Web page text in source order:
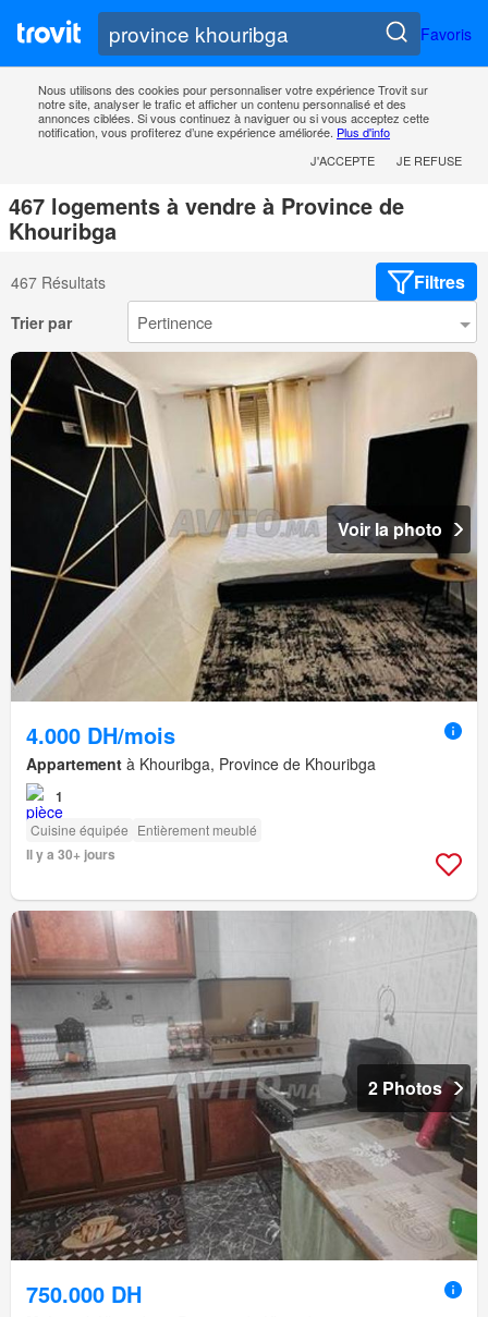
Favoris
Nous utilisons des cookies pour personnaliser votre expérience Trovit sur
notre site, analyser le trafic et afficher un contenu personnalisé et des
annonces ciblées. Si vous continuez à naviguer ou si vous acceptez cette
notification, vous profiterez d’une expérience améliorée. Plus d'info
J'ACCEPTE
JE REFUSE
467 logements à vendre à Province de
Khouribga
467 Résultats Filtres
Trier par
Voir la photo
4.000 DH/mois
Appartement à Khouribga, Province de Khouribga
1
Cuisine équipée Entièrement meublé
Il y a 30+ jours
2 Photos
750.000 DH